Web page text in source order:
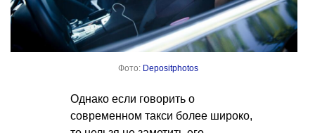
Фото: Depositphotos
Однако если говорить о
современном такси более широко,